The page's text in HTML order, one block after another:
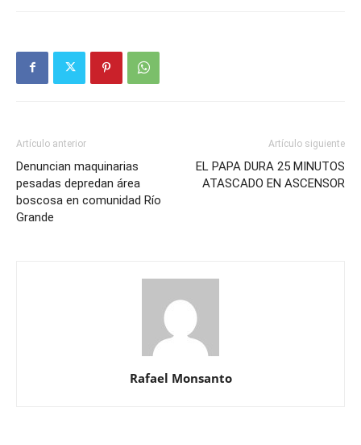
Artículo anterior
Denuncian maquinarias
pesadas depredan área
boscosa en comunidad Río
Grande
Artículo siguiente
EL PAPA DURA 25 MINUTOS
ATASCADO EN ASCENSOR
Rafael Monsanto